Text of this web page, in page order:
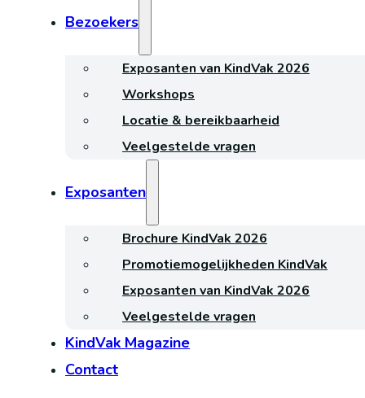
Bezoekers
Exposanten van KindVak 2026
Workshops
Locatie & bereikbaarheid
Veelgestelde vragen
Exposanten
Brochure KindVak 2026
Promotiemogelijkheden KindVak
Exposanten van KindVak 2026
Veelgestelde vragen
KindVak Magazine
Contact